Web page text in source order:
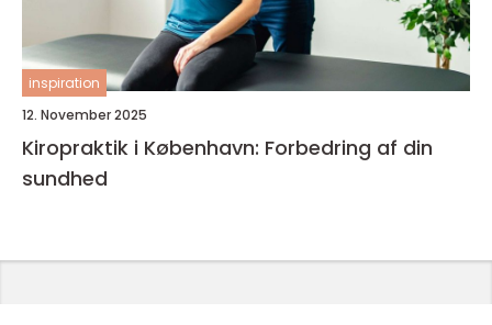
inspiration
12. November 2025
Kiropraktik i København: Forbedring af din
sundhed